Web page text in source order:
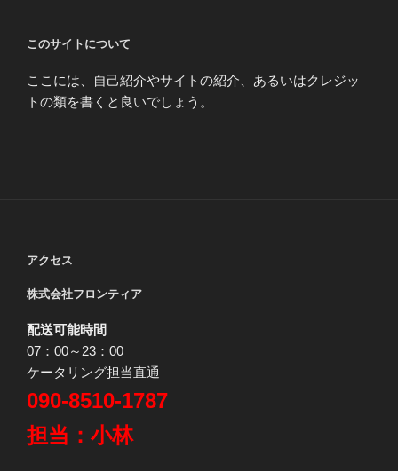
このサイトについて
ここには、自己紹介やサイトの紹介、あるいはクレジッ
トの類を書くと良いでしょう。
アクセス
株式会社フロンティア
配送可能時間
07：00～23：00
ケータリング担当直通
090-8510-1787
担当：小林